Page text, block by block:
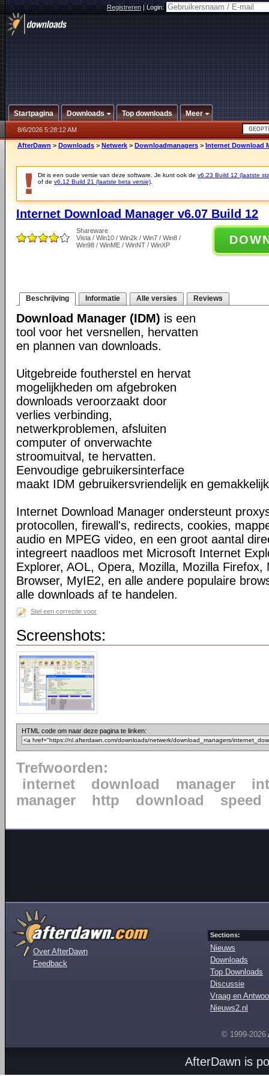
Registreren|Login:
Startpagina Downloads Top downloads Meer
8/6/2026 5:28:12 AM
AfterDawn > Downloads > Netwerk > Downloadmanagers > Internet Download
Dit is een oude versie van deze software. Je kunt ook de v6.23 Build 12 (laatste
of de v6.12 Build 21 (laatste beta versie)
Internet Download Manager v6.07 Build 12
Shareware
Vista / Win10 / Win2k / Win7 / Win8 /
Win98 / WinME / WinNT / WinXP
Beschrijving Informatie Alle versies Reviews
Download Manager (IDM) is een
tool voor het versnellen, hervatten
en plannen van downloads.
Uitgebreide foutherstel en hervat
mogelijkheden om afgebroken
downloads veroorzaakt door
verlies verbinding,
netwerkproblemen, afsluiten
computer of onverwachte
stroomuitval, te hervatten.
Eenvoudige gebruikersinterface
maakt IDM gebruikersvriendelijk en
Internet Download Manager ondersteunt
protocollen, firewall's, redirects, cookies,
audio en MPEG video, en een groot aantal
integreert naadloos met Microsoft Internet
Explorer, AOL, Opera, Mozilla, Mozilla Firefox,
Browser, MyIE2, en alle andere populaire
alle downloads af te handelen.
Stel een correctie voor
Screenshots:
HTML code om naar deze pagina te linken:
Trefwoorden:
internet
download manager
manager
http download speed
Over AfterDawn
Feedback
Sections:
Nieuws
Downloads
Top Downloads
Discussie
Vraag en
Nieuws2.nl
© 1999-2026
AfterDawn is